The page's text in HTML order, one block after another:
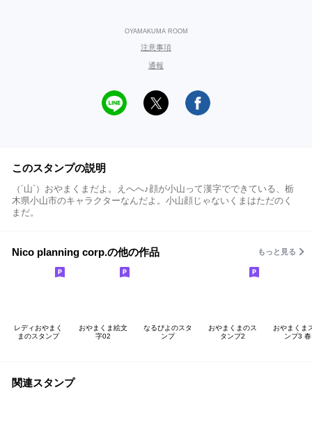
OYAMAKUMA ROOM
注意事項
通報
このスタンプの説明
（´山`）おやまくまだよ。えへへ♪顔が小山って漢字でできている、栃
木県小山市のキャラクターなんだよ。小山顔じゃないくまはただのく
まだ。
Nico planning corp.の他の作品 もっと見る
レディおやまく
まのスタンプ
おやまくま絵文
字02
なるぴよのスタ
ンプ
おやまくまのス
タンプ2
おやまくま
ンプ3 春
関連スタンプ